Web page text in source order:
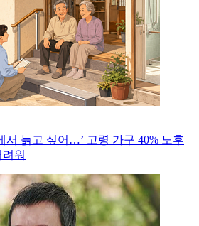
서 늙고 싶어…’ 고령 가구 40% 노후
워